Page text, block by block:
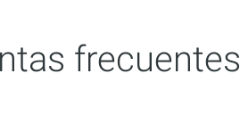
frecuentes